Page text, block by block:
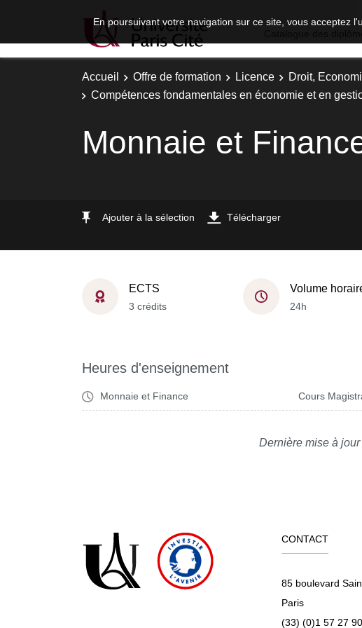
En poursuivant votre navigation sur ce site, vous acceptez
Accueil Offre de formation Licence Droit,
Compétences fondamentales en économie et en
Monnaie et
Ajouter à la sélection Télécharger
ECTS
3 crédits
Volume
24h
Heures d'enseignement
Monnaie et Finance Cours
Dernière mise à
CONTACT
85 boulevard
Paris
(33) (0)1 57 27